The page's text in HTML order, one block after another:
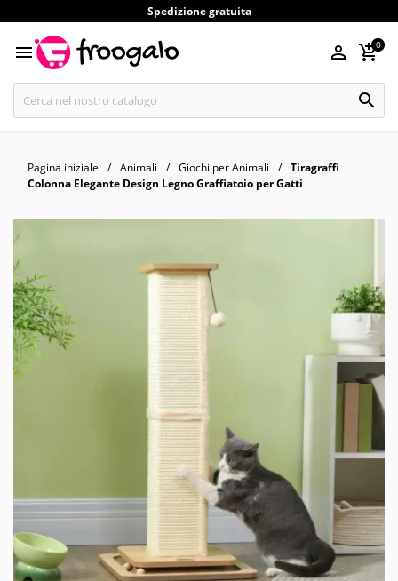
Spedizione gratuita
  0

Pagina iniziale Animali Giochi per Animali
Tiragraffi
Colonna Elegante Design Legno Graffiatoio per Gatti